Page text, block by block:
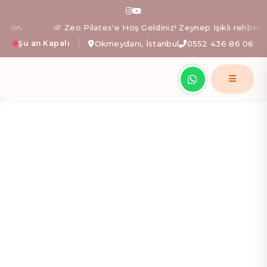
Zeo Pilates: İstanbul
Zeynep Işıklı yönetimindeki Zeo Pilates
Zeo Pilates'e Hoş Geldiniz! Zeynep Işıklı
Şu an Kapalı Okmeydanı, İstanbul 0552 436 86 06